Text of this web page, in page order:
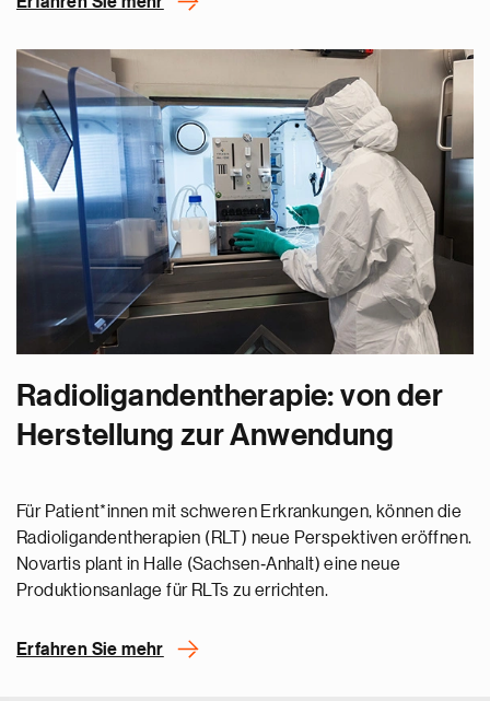
Radioligandentherapie: von der
Herstellung zur Anwendung
Für Patient*innen mit schweren Erkrankungen, können die
Radioligandentherapien (RLT) neue Perspektiven eröffnen.
Novartis plant in Halle (Sachsen‑Anhalt) eine neue
Produktionsanlage für RLTs zu errichten.
Erfahren Sie mehr